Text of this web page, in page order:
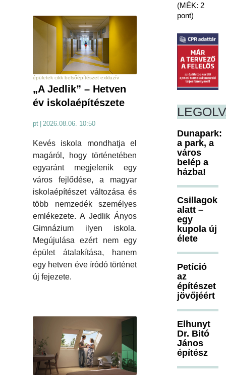
épületek cikk belsőépítészet exkluzív
„A Jedlik” – Hetven
év iskolaépítészete
pt 2026.08.06. 10:50
Kevés iskola mondhatja el
magáról, hogy történetében
egyaránt megjelenik egy
város fejlődése, a magyar
iskolaépítészet változása és
több nemzedék személyes
emlékezete. A Jedlik Ányos
Gimnázium ilyen iskola.
Megújulása ezért nem egy
épület átalakítása, hanem
egy hetven éve íródó történet
új fejezete.
(MÉK: 2
pont)
Dunapark:
a park, a
város
belép a
házba!
Csillagok
alatt –
egy
kupola új
élete
Petíció
az
építészet
jövőjéért
Elhunyt
Dr. Bitó
János
építész